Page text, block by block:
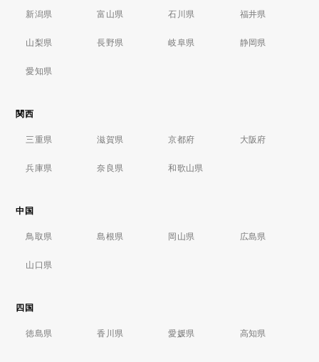
新潟県 富山県 石川県 福井県
山梨県 長野県 岐阜県 静岡県
愛知県
関西
三重県 滋賀県 京都府 大阪府
兵庫県 奈良県 和歌山県
中国
鳥取県 島根県 岡山県 広島県
山口県
四国
徳島県 香川県 愛媛県 高知県